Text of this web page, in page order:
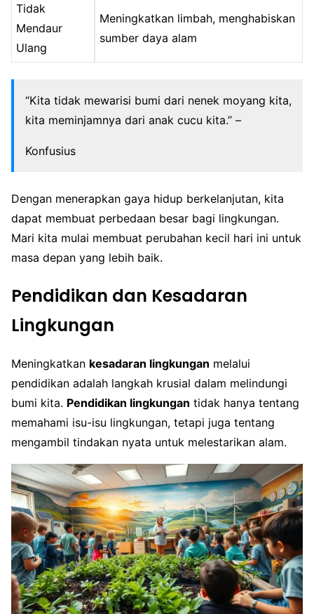
Tidak
Mendaur
Ulang
Meningkatkan limbah, menghabiskan
sumber daya alam
“Kita tidak mewarisi bumi dari nenek moyang kita,
kita meminjamnya dari anak cucu kita.” –
Konfusius
Dengan menerapkan gaya hidup berkelanjutan, kita
dapat membuat perbedaan besar bagi lingkungan.
Mari kita mulai membuat perubahan kecil hari ini untuk
masa depan yang lebih baik.
Pendidikan dan Kesadaran
Lingkungan
Meningkatkan kesadaran lingkungan melalui
pendidikan adalah langkah krusial dalam melindungi
bumi kita. Pendidikan lingkungan tidak hanya tentang
memahami isu-isu lingkungan, tetapi juga tentang
mengambil tindakan nyata untuk melestarikan alam.